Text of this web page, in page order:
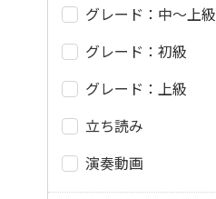
グレード：中～上級
グレード：初級
グレード：上級
立ち読み
演奏動画